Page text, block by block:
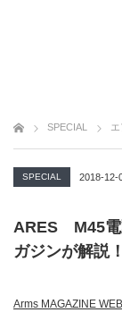
SPECIAL
SPECIAL 2018-12-
ARES M45電
ガジンが解説！
Arms MAGAZINE